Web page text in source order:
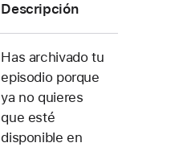
Descripción
Has archivado tu
episodio porque
ya no quieres
que esté
disponible en